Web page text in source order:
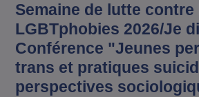
Semaine de lutte contre
LGBTphobies 2026/Je
Conférence "Jeunes
trans et pratiques
perspectives